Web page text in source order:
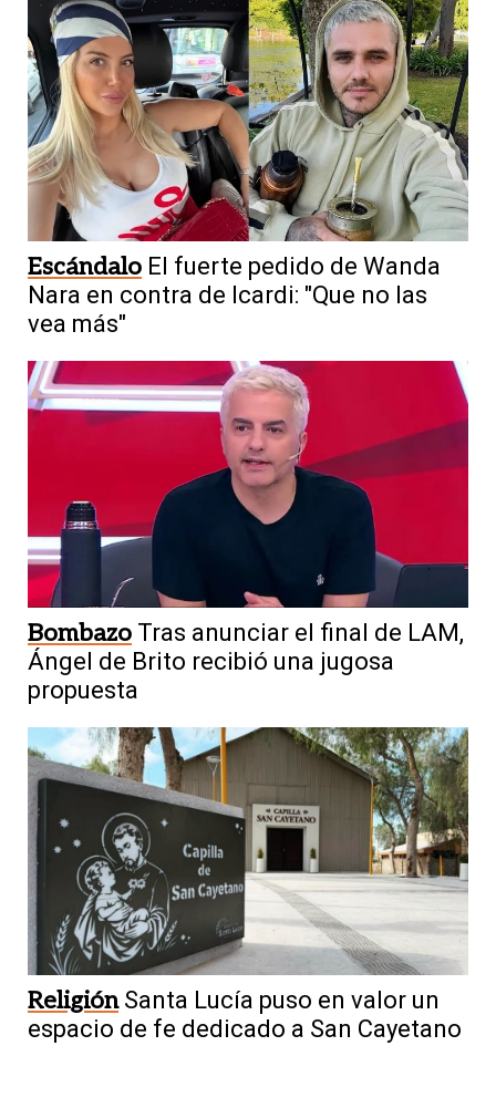
Escándalo El fuerte pedido de Wanda
Nara en contra de Icardi: "Que no las
vea más"
Bombazo Tras anunciar el final de LAM,
Ángel de Brito recibió una jugosa
propuesta
Religión Santa Lucía puso en valor un
espacio de fe dedicado a San Cayetano